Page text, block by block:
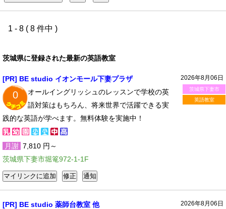
1 - 8 ( 8 件中 )
茨城県に登録された最新の英語教室
2026年8月06日
茨城県下妻市
英語教室
[PR] BE studio イオンモール下妻プラザ
0
オールイングリッシュのレッスンで学校の英
語対策はもちろん、将来世界で活躍できる実
践的な英語が学べます。無料体験を実施中！
月謝 7,810 円～
茨城県下妻市堀篭972-1-1F
2026年8月06日
[PR] BE studio 薬師台教室 他